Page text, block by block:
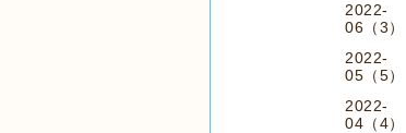
2022-
06（3）
2022-
05（5）
2022-
04（4）